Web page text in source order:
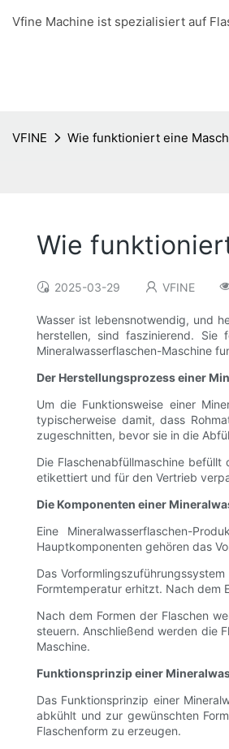
Vfine Machine ist spezialisiert auf
VFINE Wie funktioniert eine
Wie
2025-03-29 VFINE
Wasser ist lebensnotwendig, und
herstellen, sind faszinierend.
Mineralwasserflaschen-Maschine
Der Herstellungsprozess einer
Um die Funktionsweise einer
typischerweise damit, dass
zugeschnitten, bevor sie in die
Die Flaschenabfüllmaschine
etikettiert und für den Vertrieb
Die Komponenten einer
Eine Mineralwasserflaschen-
Hauptkomponenten gehören das
Das
Formtemperatur erhitzt. Nach dem
Nach dem Formen der Flaschen
steuern. Anschließend werden die
Maschine.
Funktionsprinzip einer
Das Funktionsprinzip einer
abkühlt und zur gewünschten
Flaschenform zu erzeugen.